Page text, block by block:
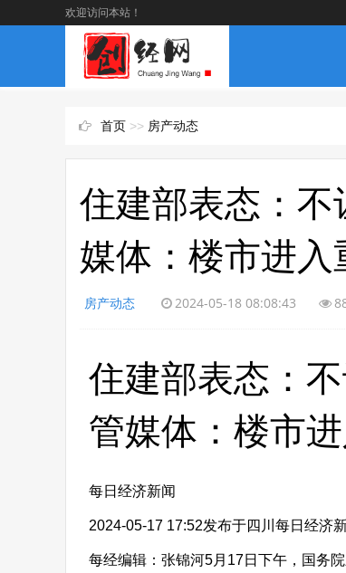
欢迎访问本站！
首页 >> 房产动态
住建部表态：不
媒体：楼市进入
房产动态 2024-05-18 08:08:43
住建部表态：
管媒体：楼市
每日经济新闻
2024-05-17 17:52发布于四川 每日经济
每经编辑：张锦河5月17日下午，国务